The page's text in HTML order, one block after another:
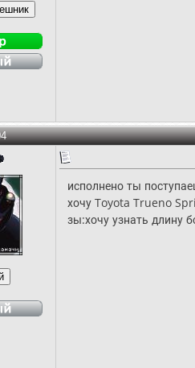
исполнено ты
хочу Toyota Trueno
зы:хочу узнать длину